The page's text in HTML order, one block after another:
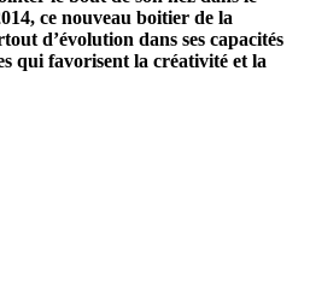
ce nouveau boitier de la
d’évolution dans ses capacités
qui favorisent la créativité et la